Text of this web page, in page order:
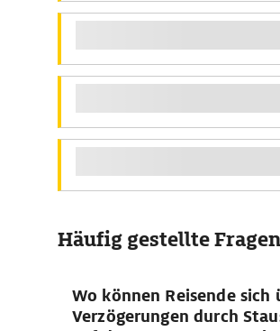
Häufig gestellte Fragen
Wo können Reisende sich
Verzögerungen durch